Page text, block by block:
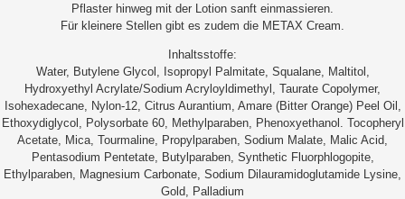
Pflaster hinweg mit der Lotion sanft einmassieren.
Für kleinere Stellen gibt es zudem die METAX Cream.
Inhaltsstoffe:
Water, Butylene Glycol, Isopropyl Palmitate, Squalane, Maltitol,
Hydroxyethyl Acrylate/Sodium Acryloyldimethyl, Taurate Copolymer,
Isohexadecane, Nylon-12, Citrus Aurantium, Amare (Bitter Orange) Peel Oil,
Ethoxydiglycol, Polysorbate 60, Methylparaben, Phenoxyethanol. Tocopheryl
Acetate, Mica, Tourmaline, Propylparaben, Sodium Malate, Malic Acid,
Pentasodium Pentetate, Butylparaben, Synthetic Fluorphlogopite,
Ethylparaben, Magnesium Carbonate, Sodium Dilauramidoglutamide Lysine,
Gold, Palladium